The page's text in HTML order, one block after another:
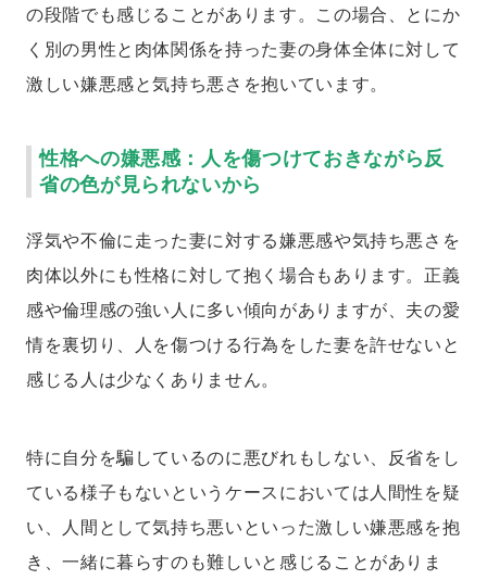
の段階でも感じることがあります。この場合、とにか
く別の男性と肉体関係を持った妻の身体全体に対して
激しい嫌悪感と気持ち悪さを抱いています。
性格への嫌悪感：人を傷つけておきながら反
省の色が見られないから
浮気や不倫に走った妻に対する嫌悪感や気持ち悪さを
肉体以外にも性格に対して抱く場合もあります。正義
感や倫理感の強い人に多い傾向がありますが、夫の愛
情を裏切り、人を傷つける行為をした妻を許せないと
感じる人は少なくありません。
特に自分を騙しているのに悪びれもしない、反省をし
ている様子もないというケースにおいては人間性を疑
い、人間として気持ち悪いといった激しい嫌悪感を抱
き、一緒に暮らすのも難しいと感じることがありま